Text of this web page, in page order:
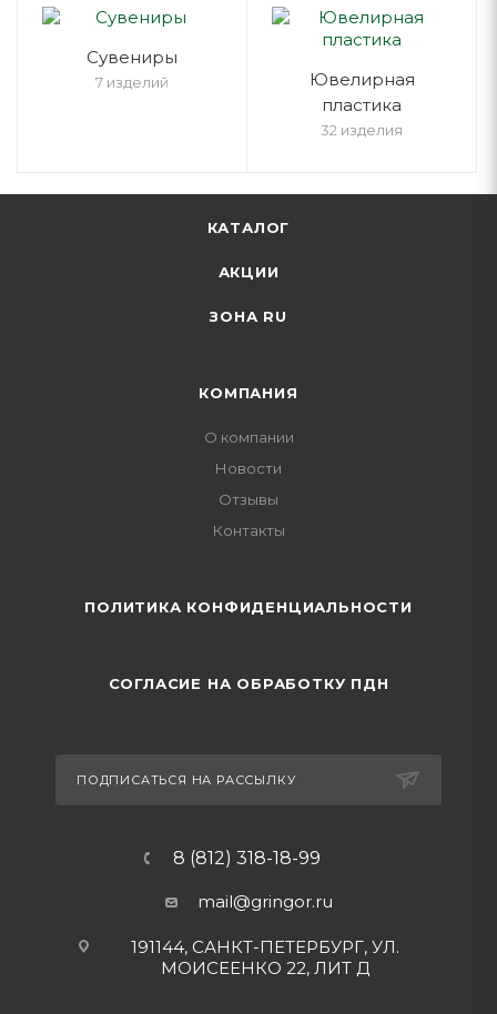
Cувениры
7 изделий
Ювелирная
пластика
32 изделия
КАТАЛОГ
АКЦИИ
ЗОНА RU
КОМПАНИЯ
О компании
Новости
Отзывы
Контакты
ПОЛИТИКА КОНФИДЕНЦИАЛЬНОСТИ
СОГЛАСИЕ НА ОБРАБОТКУ ПДН
ПОДПИСАТЬСЯ НА РАССЫЛКУ
8 (812) 318-18-99
mail@gringor.ru
191144, САНКТ-ПЕТЕРБУРГ, УЛ.
МОИСЕЕНКО 22, ЛИТ Д